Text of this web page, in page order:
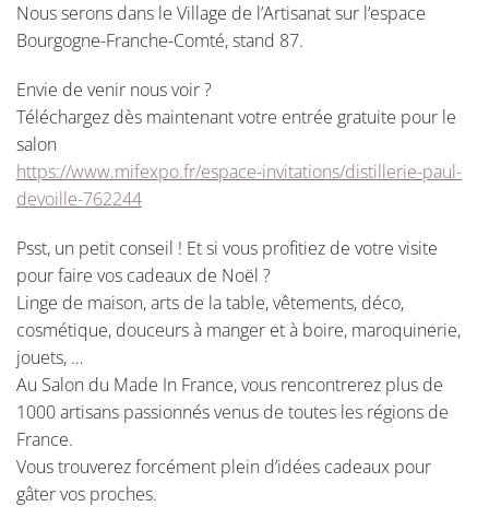
Nous serons dans le Village de l’Artisanat sur l’espace
Bourgogne-Franche-Comté, stand 87.
Envie de venir nous voir ?
Téléchargez dès maintenant votre entrée gratuite pour le
salon
https://www.mifexpo.fr/espace-invitations/distillerie-paul-
devoille-762244
Psst, un petit conseil ! Et si vous profitiez de votre visite
pour faire vos cadeaux de Noël ?
Linge de maison, arts de la table, vêtements, déco,
cosmétique, douceurs à manger et à boire, maroquinerie,
jouets, …
Au Salon du Made In France, vous rencontrerez plus de
1000 artisans passionnés venus de toutes les régions de
France.
Vous trouverez forcément plein d’idées cadeaux pour
gâter vos proches.